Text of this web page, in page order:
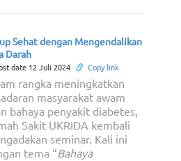
Sehat dengan Mengendalikan
Darah
date 12 Juli 2024 Copy link
rangka meningkatkan
masyarakat awam
bahaya penyakit diabetes,
Sakit UKRIDA kembali
seminar. Kali ini
tema “Bahaya